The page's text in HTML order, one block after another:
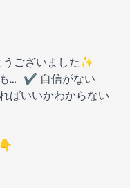
うございました✨
も… ✔ 自信がない
いいかわからない